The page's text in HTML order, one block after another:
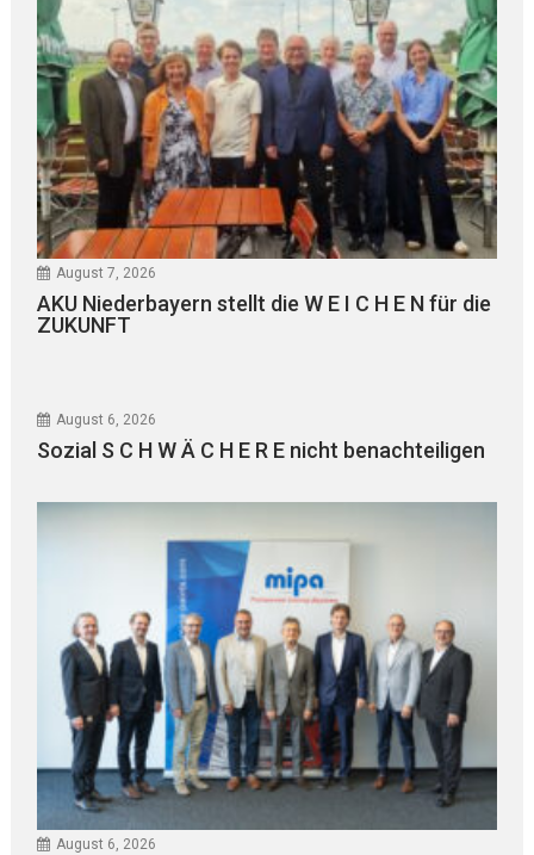
August 7, 2026
AKU Niederbayern stellt die W E I C H E N für die
ZUKUNFT
August 6, 2026
Sozial S C H W Ä C H E R E nicht benachteiligen
August 6, 2026